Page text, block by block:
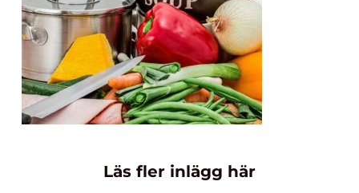
Läs fler inlägg här